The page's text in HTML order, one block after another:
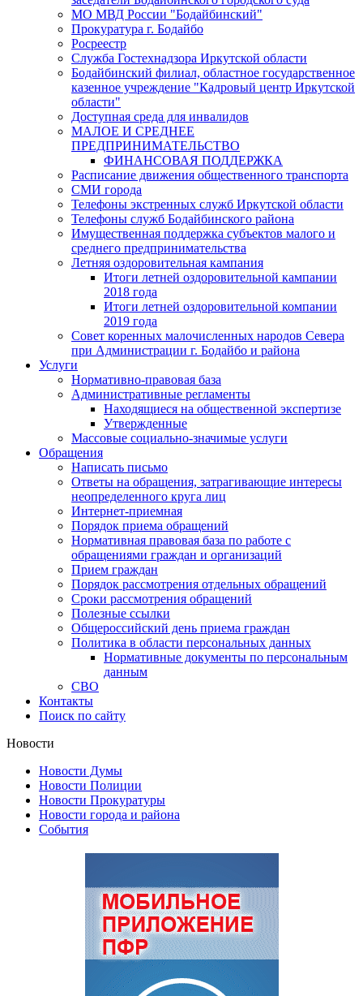
МО МВД России "Бодайбинский"
Прокуратура г. Бодайбо
Росреестр
Служба Гостехнадзора Иркутской области
Бодайбинский филиал, областное государственное
казенное учреждение "Кадровый центр Иркутской
области"
Доступная среда для инвалидов
МАЛОЕ И СРЕДНЕЕ
ПРЕДПРИНИМАТЕЛЬСТВО
ФИНАНСОВАЯ ПОДДЕРЖКА
Расписание движения общественного транспорта
СМИ города
Телефоны экстренных служб Иркутской области
Телефоны служб Бодайбинского района
Имущественная поддержка субъектов малого и
среднего предпринимательства
Летняя оздоровительная кампания
Итоги летней оздоровительной кампании
2018 года
Итоги летней оздоровительной компании
2019 года
Совет коренных малочисленных народов Севера
при Администрации г. Бодайбо и района
Услуги
Нормативно-правовая база
Административные регламенты
Находящиеся на общественной экспертизе
Утвержденные
Массовые социально-значимые услуги
Обращения
Написать письмо
Ответы на обращения, затрагивающие интересы
неопределенного круга лиц
Интернет-приемная
Порядок приема обращений
Нормативная правовая база по работе с
обращениями граждан и организаций
Прием граждан
Порядок рассмотрения отдельных обращений
Сроки рассмотрения обращений
Полезные ссылки
Общероссийский день приема граждан
Политика в области персональных данных
Нормативные документы по персональным
данным
СВО
Контакты
Поиск по сайту
Новости
Новости Думы
Новости Полиции
Новости Прокуратуры
Новости города и района
События